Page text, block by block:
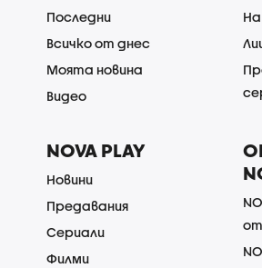
Последни
Всичко от днес
Моята новина
Видео
NOVA PLAY
Новини
Предавания
Сериали
Филми